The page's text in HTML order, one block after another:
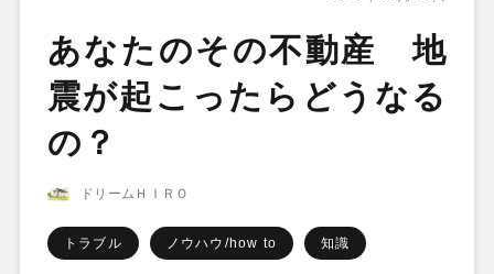
あなたのその不動産 地
震が起こったらどうなる
の？
ドリームＨＩＲＯ
トラブル ノウハウ/how to 知識